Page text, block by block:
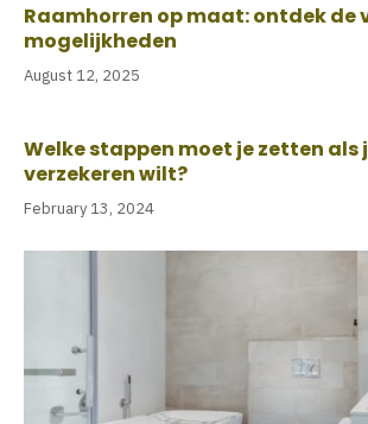
Raamhorren op maat: ontdek de
mogelijkheden
August 12, 2025
Welke stappen moet je zetten als
verzekeren wilt?
February 13, 2024